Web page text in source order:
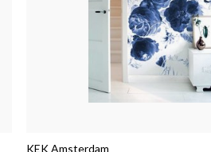
KEK Amsterdam